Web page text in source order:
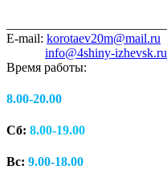
E-mail: korotaev20m@mail.ru
info@4shiny-izhevsk.ru
Время работы:
8.00-20.00
Сб: 8.00-19.00
Вс: 9.00-18.00